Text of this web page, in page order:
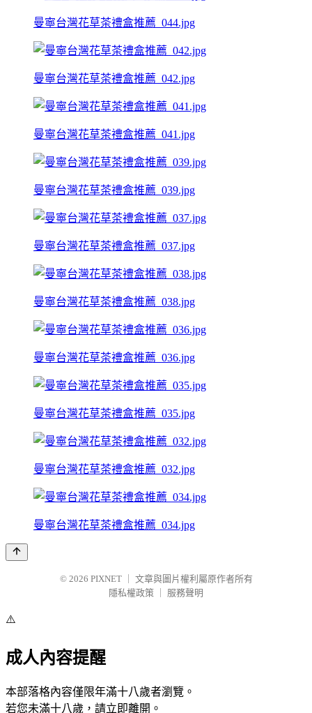
曼寧台灣花草茶禮盒推薦_044.jpg
曼寧台灣花草茶禮盒推薦_042.jpg
曼寧台灣花草茶禮盒推薦_041.jpg
曼寧台灣花草茶禮盒推薦_039.jpg
曼寧台灣花草茶禮盒推薦_037.jpg
曼寧台灣花草茶禮盒推薦_038.jpg
曼寧台灣花草茶禮盒推薦_036.jpg
曼寧台灣花草茶禮盒推薦_035.jpg
曼寧台灣花草茶禮盒推薦_032.jpg
曼寧台灣花草茶禮盒推薦_034.jpg
© 2026 PIXNET
文章與圖片權利屬原作者所有
隱私權政策
服務聲明
⚠️
成人內容提醒
本部落格內容僅限年滿十八歲者瀏覽。
若您未滿十八歲，請立即離開。